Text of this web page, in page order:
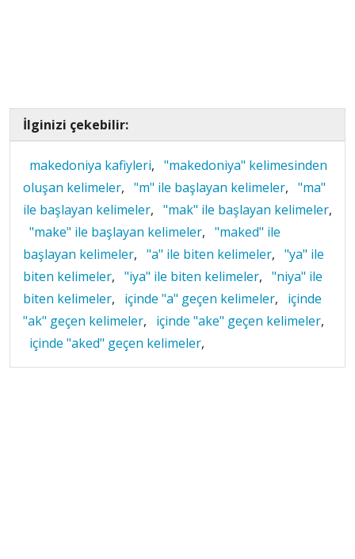
İlginizi çekebilir:
makedoniya kafiyleri, "makedoniya" kelimesinden
oluşan kelimeler, "m" ile başlayan kelimeler, "ma"
ile başlayan kelimeler, "mak" ile başlayan kelimeler,
"make" ile başlayan kelimeler, "maked" ile
başlayan kelimeler, "a" ile biten kelimeler, "ya" ile
biten kelimeler, "iya" ile biten kelimeler, "niya" ile
biten kelimeler, içinde "a" geçen kelimeler,
içinde
"ak" geçen kelimeler, içinde "ake" geçen kelimeler,
içinde "aked" geçen kelimeler,